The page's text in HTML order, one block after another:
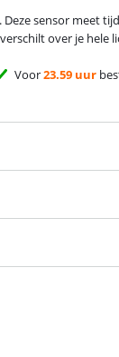
sensor
over je
Voor23.59 uur